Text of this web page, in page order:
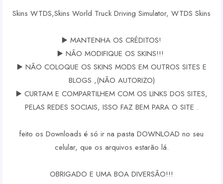
Skins WTDS,Skins World Truck Driving Simulator, WTDS Skins
▶️ MANTENHA OS CRÉDITOS!
▶️ NÃO MODIFIQUE OS SKINS!!!
▶️ NÃO COLOQUE OS SKINS MODS EM OUTROS SITES E
BLOGS ,(NÃO AUTORIZO)
▶️ CURTAM E COMPARTILHEM COM OS LINKS DOS SITES,
PELAS REDES SOCIAIS, ISSO FAZ BEM PARA O SITE .
feito os Downloads é só ir na pasta DOWNLOAD no seu
celular, que os arquivos estarão lá.
OBRIGADO E UMA BOA DIVERSÃO!!!